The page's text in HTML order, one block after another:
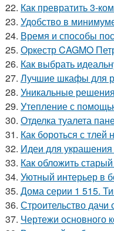
22. Как превратить 3-
23. Удобство в
24. Время и способы
25. Оркестр CAGMO
26. Как выбрать
27. Лучшие шкафы для
28. Уникальные
29. Утепление с
30. Отделка туалета
31. Как бороться с
32. Идеи для украшения
33. Как обложить
34. Уютный интерьер в
35. Дома серии 1 515.
36. Строительство
37. Чертежи основного